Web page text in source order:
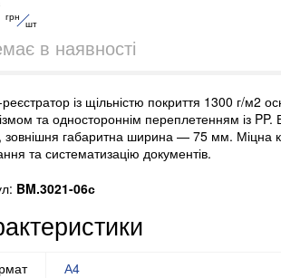
грн
шт
в наявності
із щільністю покриття 1300 г/м2
та одностороннім переплетенням із
габаритна ширина — 75 мм. Міцна
та систематизацію документів.
BM.3021-06с
А4